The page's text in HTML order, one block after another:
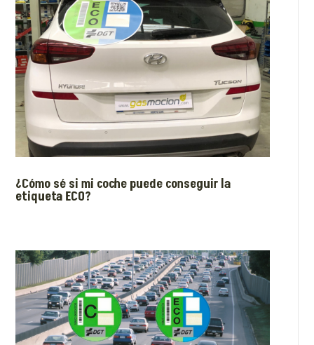
¿Cómo sé si mi coche puede conseguir la
etiqueta ECO?